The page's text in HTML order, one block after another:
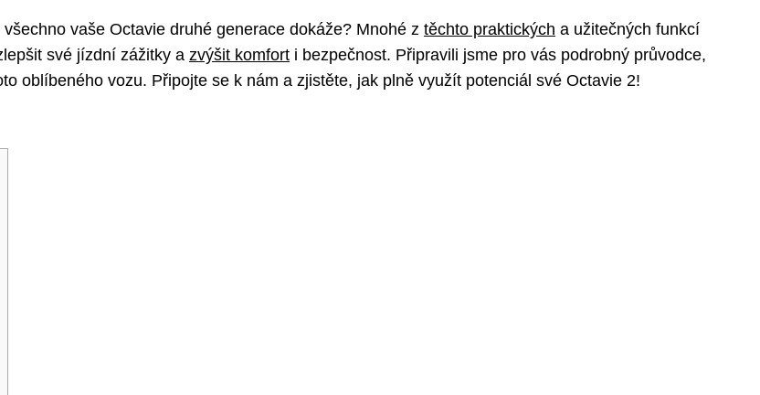
vaše Octavie druhé generace dokáže? Mnohé z těchto praktických a užitečných funkcí
své jízdní zážitky a zvýšit komfort i bezpečnost. Připravili jsme pro vás podrobný průvodce,
oblíbeného vozu. Připojte se k nám a zjistěte, jak plně využít potenciál své Octavie 2!